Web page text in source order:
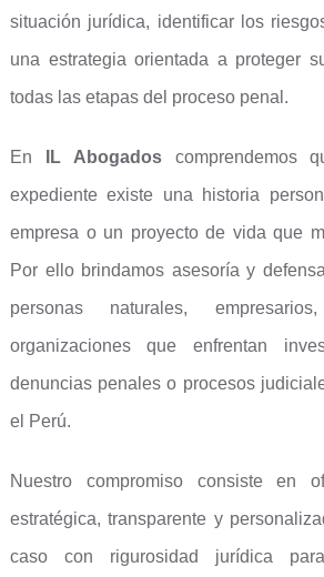
situación jurídica, identificar los
una estrategia orientada a proteger
todas las etapas del proceso penal.
En IL Abogadoscomprendemos
expediente existe una historia
empresa o un proyecto de vida que
Por ello brindamos asesoría y
personas naturales,
organizaciones que enfrentan
denuncias penales o procesos
el Perú.
Nuestro compromiso consiste en
estratégica, transparente y
caso con rigurosidad jurídica